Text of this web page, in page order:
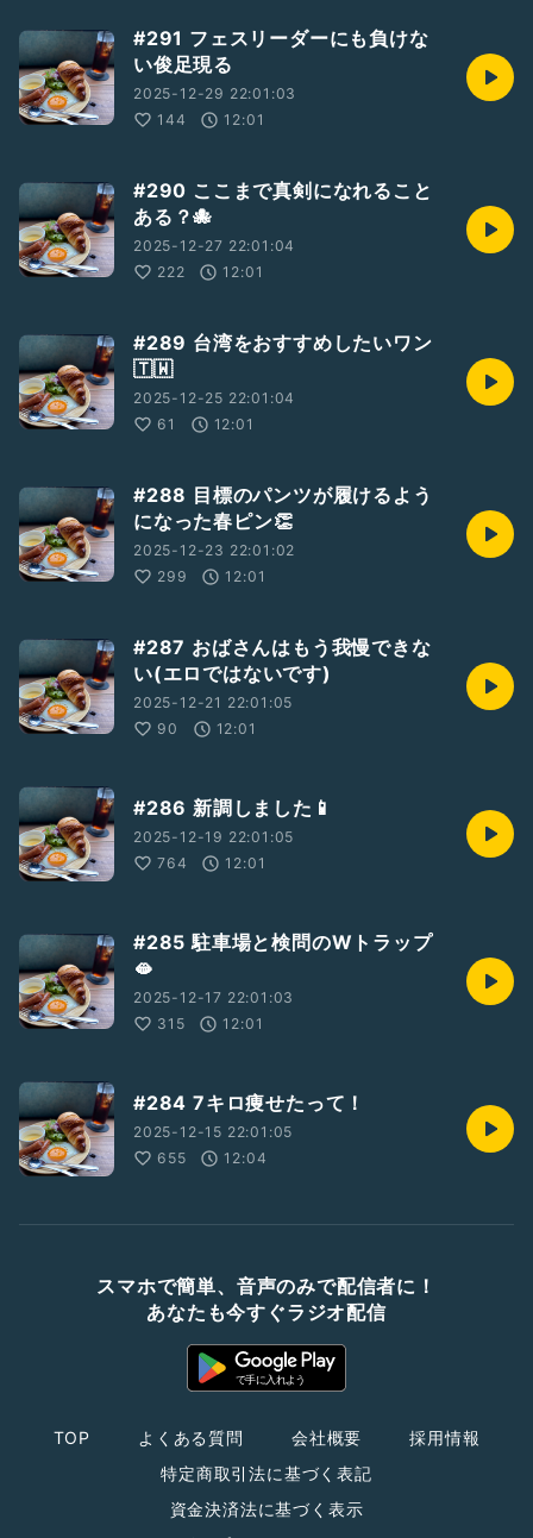
#291 フェスリーダーにも負けな
い俊足現る
2025-12-29 22:01:03
144
12:01
#290 ここまで真剣になれること
ある？🐙
2025-12-27 22:01:04
222
12:01
#289 台湾をおすすめしたいワン
🇹🇼
2025-12-25 22:01:04
61
12:01
#288 目標のパンツが履けるよう
になった春ピン👏
2025-12-23 22:01:02
299
12:01
#287 おばさんはもう我慢できな
い(エロではないです)
2025-12-21 22:01:05
90
12:01
#286 新調しました📱
2025-12-19 22:01:05
764
12:01
#285 駐車場と検問のWトラップ
🫦
2025-12-17 22:01:03
315
12:01
#284 7キロ痩せたって！
2025-12-15 22:01:05
655
12:04
スマホで簡単、音声のみで配信者に！
あなたも今すぐラジオ配信
TOP よくある質問 会社概要
採用情報
特定商取引法に基づく表記
資金決済法に基づく表示